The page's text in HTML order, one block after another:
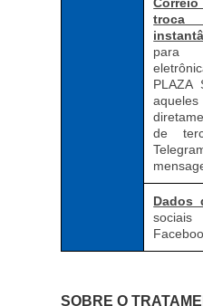
para
PLAZA
de
Dados
SOBRE O